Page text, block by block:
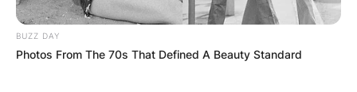
Секој прв петок по Велигден, значителен
број посетители доаѓаат на Црн Камен
BUZZ DAY
Photos From The 70s That Defined A Beauty Standard